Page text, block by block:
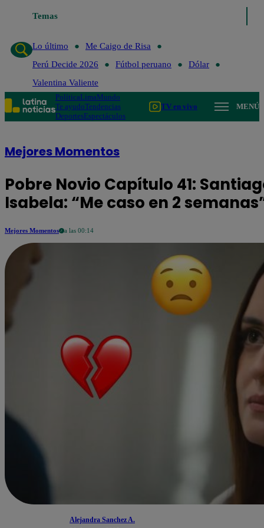
Temas
Lo último
Me Caigo de Risa
Perú Decide 2026
Fútbol peruano
Dólar
Valentina Valiente
PolíticaLimaMundo
Te ayudoTendencias
DeportesEspectáculos
TV en vivo MENÚ
Mejores Momentos
Pobre Novio Capítulo 41:
Isabela: “Me caso en 2
Mejores Momentos a las 00:14
Alejandra Sanchez A.